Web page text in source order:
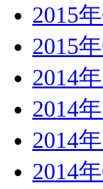
2015
2015
2014
2014
2014
2014